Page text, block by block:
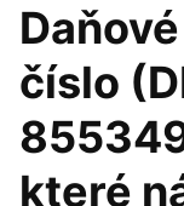
číslo
které